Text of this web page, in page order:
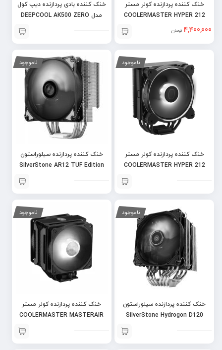
خنک کننده پردازنده کولر مستر
COOLERMASTER HYPER 212
SPECTRUM v34,400,000 تومان
خنک کننده بادی پردازنده دیپ کول
مدل DEEPCOOL AK500 ZERO
ناموجود
خنک کننده پردازنده کولر مستر
COOLERMASTER HYPER 212
ناموجود
خنک کننده پردازنده سیلوراستون
SilverStone AR12 TUF Edition
ناموجود
خنک کننده پردازنده سیلوراستون
SilverStone Hydrogon D120
ناموجود
خنک کننده پردازنده کولر مستر
COOLERMASTER MASTERAIR